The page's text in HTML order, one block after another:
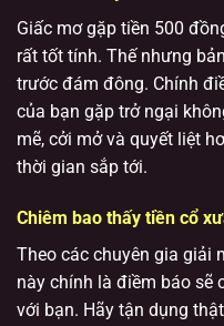
Giấc mơ gặp tiền 500
rất tốt tính. Thế nhưng
trước đám đông. Chính
của bạn gặp trở ngại
mẽ, cởi mở và quyết liệt
thời gian sắp tới.
Chiêm bao thấy tiền cổ
Theo các chuyên gia giải
này chính là điềm báo sẽ
với bạn. Hãy tận dụng